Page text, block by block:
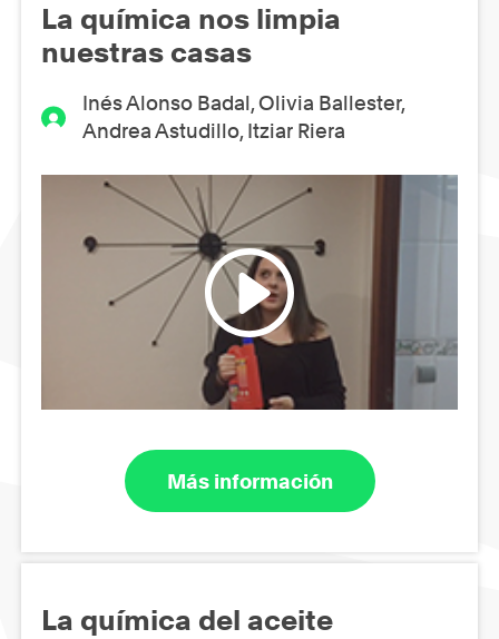
La química nos limpia
nuestras casas
Inés Alonso Badal, Olivia Ballester,
Andrea Astudillo, Itziar Riera
Más información
La química del aceite